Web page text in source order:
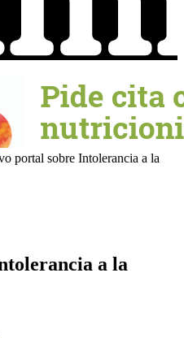
portal sobre Intolerancia a la
a la